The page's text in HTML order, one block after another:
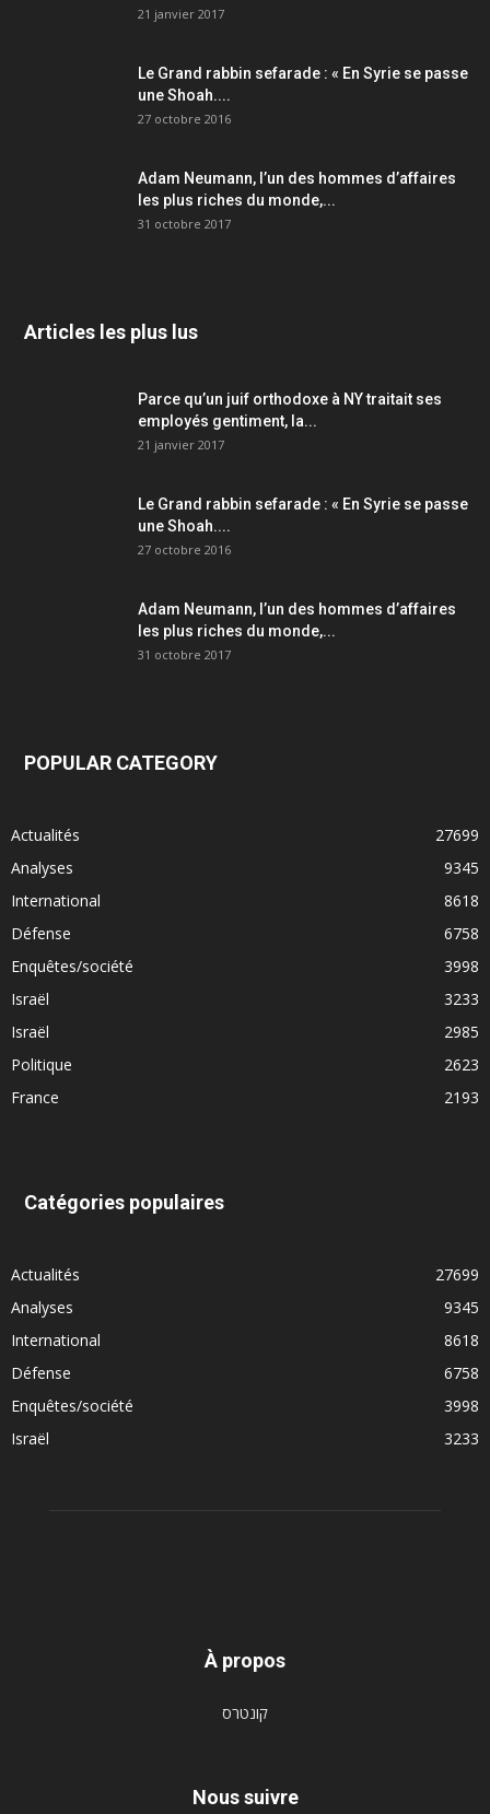
21 janvier 2017
Le Grand rabbin sefarade : « En Syrie se passe
une Shoah....
27 octobre 2016
Adam Neumann, l’un des hommes d’affaires
les plus riches du monde,...
31 octobre 2017
Articles les plus lus
Parce qu’un juif orthodoxe à NY traitait ses
employés gentiment, la...
21 janvier 2017
Le Grand rabbin sefarade : « En Syrie se passe
une Shoah....
27 octobre 2016
Adam Neumann, l’un des hommes d’affaires
les plus riches du monde,...
31 octobre 2017
POPULAR CATEGORY
Actualités
27699
Analyses
9345
International
8618
Défense
6758
Enquêtes/société
3998
Israël
3233
Israël
2985
Politique
2623
France
2193
Catégories populaires
Actualités
27699
Analyses
9345
International
8618
Défense
6758
Enquêtes/société
3998
Israël
3233
À propos
קונטרס
Nous suivre